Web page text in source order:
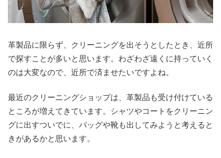
革製品に限らず、クリーニングを出そうとしたとき、近所
で探すことが多いと思います。わざわざ遠くに持っていく
のは大変なので、近所で済ませたいですよね。
最近のクリーニングショップは、革製品も受け付けている
ところが増えてきています。シャツやコートをクリーニン
グに出すついでに、バッグや靴も出してみようと考えると
きがあるかと思います。